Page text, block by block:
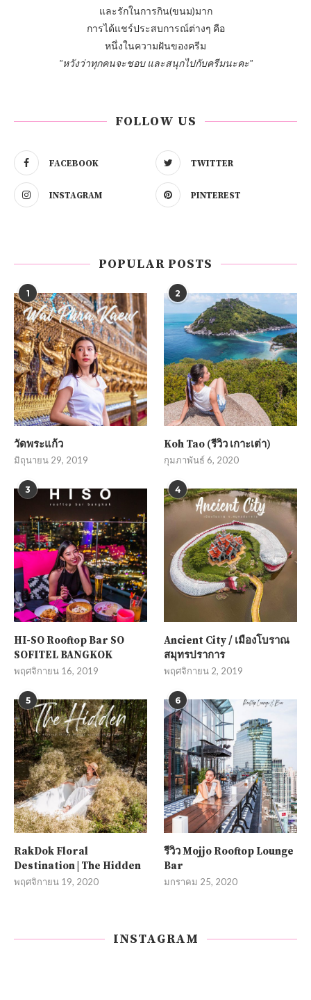
และรักในการกิน(ขนม)มาก
การได้แชร์ประสบการณ์ต่างๆ คือ
หนึ่งในความฝันของครีม
"หวังว่าทุกคนจะชอบ และสนุกไปกับครีมนะคะ"
FOLLOW US
FACEBOOK TWITTER
INSTAGRAM PINTEREST
POPULAR POSTS
1
วัดพระแก้ว
มิถุนายน 29, 2019
2
Koh Tao (รีวิว เกาะเต่า)
กุมภาพันธ์ 6, 2020
3
HI-SO Rooftop Bar SO
SOFITEL BANGKOK
พฤศจิกายน 16, 2019
4
Ancient City / เมืองโบราณ
สมุทรปราการ
พฤศจิกายน 2, 2019
5
RakDok Floral
Destination | The Hidden
พฤศจิกายน 19, 2020
6
รีวิว Mojjo Rooftop Lounge
Bar
มกราคม 25, 2020
INSTAGRAM